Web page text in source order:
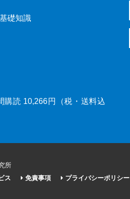
礎知識
読 10,266円（税・送料込
所
ス 免責事項 プライバシーポリシー